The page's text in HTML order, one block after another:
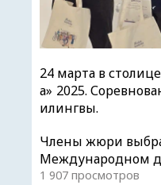
24 марта в
а» 2025.
илингвы.
Члены жюри
Международном
1 907 просмотров